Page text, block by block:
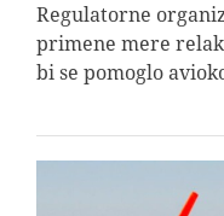
Regulatorne
primene mere
bi se pomoglo